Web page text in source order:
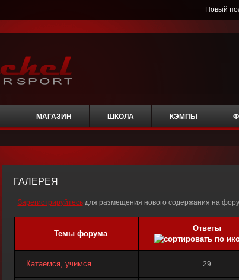
Новый
МАГАЗИН ШКОЛА КЭМПЫ
ГАЛЕРЕЯ
Зарегистрируйтесьдля размещения нового содержания на
Темы форума
Ответы
Катаемся, учимся 29